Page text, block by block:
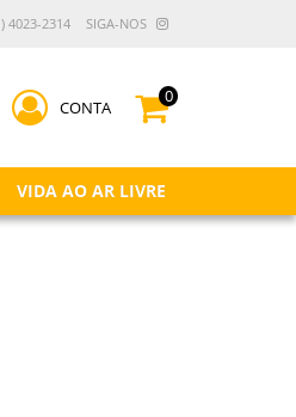
4023-2314 SIGA-NOS
CONTA
0
VIDA AO AR LIVRE